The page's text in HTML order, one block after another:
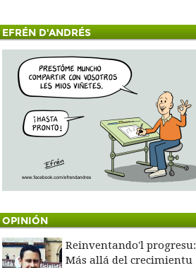
EFRÉN D'ANDRÉS
OPINIÓN
Reinventando'l progresu:
Más allá del crecimientu